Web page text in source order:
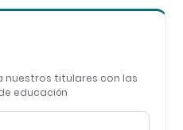
nuestros titulares con las
educación